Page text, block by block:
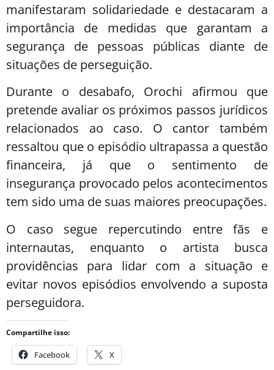
manifestaram solidariedade e destacaram a
importância de medidas que garantam a
segurança de pessoas públicas diante de
situações de perseguição.
Durante o desabafo, Orochi afirmou que
pretende avaliar os próximos passos jurídicos
relacionados ao caso. O cantor também
ressaltou que o episódio ultrapassa a questão
financeira, já que o sentimento de
insegurança provocado pelos acontecimentos
tem sido uma de suas maiores preocupações.
O caso segue repercutindo entre fãs e
internautas, enquanto o artista busca
providências para lidar com a situação e
evitar novos episódios envolvendo a suposta
perseguidora.
Compartilhe isso:
Facebook X